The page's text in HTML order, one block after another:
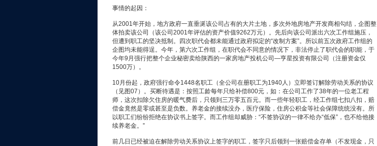
事情的起因：
从2001年开始，地方政府一直垂涎该公司占有的大片土地，多次外地房地产开发商相勾结，企图整
体拍卖该公司（该公司2001年评估的资产价值9262万元）。先后向该公司派出六次工作组施压，
但遭到职工的坚决抵制。四次职代会都未能通过政府拟定的“改制方案”。所以前五次政府工作组的
企图均未能得逞。今年，第六次工作组，在职代会不同意的情况下，非法停止了职代会的职能，于
今年9月强行把整个企业秘密卖给陕西的一家房地产投机公司—亨星投资有限公司（注册资金仅
1500万）。
10月份起，政府强行命令1448名职工（全公司在册职工为1940人）立即签订解除劳动关系的协议
（见图07）。买断待遇是：按照工龄每年只给补偿800元，如：在公司工作了38年的一位老工程
师，这次扣除欠住房的暖气费后，只领到三万零五百元。而一些年轻职工，经工作组七扣八扣，赔
偿金竟然是零或甚至是负数。养老金的接续没办，医疗保险，住房公积金等社会保障统统没有。所
以职工们纷纷拒绝在协议书上签字。而工作组却威胁：“不签协议的一律不给办“低保”，也不给他接
续养老金。”
前几日已经被迫在解除劳动关系协议上签字的职工，签字只后领到一张赔偿金存单（不发现金，只